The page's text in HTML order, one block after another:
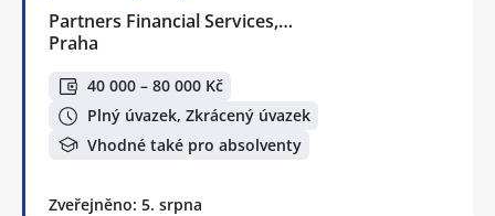
Partners Financial Services,…
Praha
40 000 – 80 000 Kč
Plný úvazek, Zkrácený úvazek
Vhodné také pro absolventy
Zveřejněno: 5. srpna